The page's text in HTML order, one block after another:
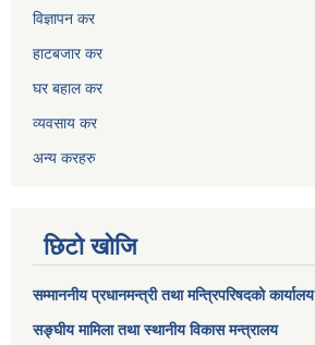
विज्ञापन कर
हाटबजार कर
घर बहाल कर
व्यवसाय कर
अन्य करहरु
छिटो खोजि
सम्माननीय प्रधानमन्त्री तथा मन्त्रिपरिषद‌को कार्यालय
सङ्घीय मामिला तथा स्थानीय विकास मन्त्रालय